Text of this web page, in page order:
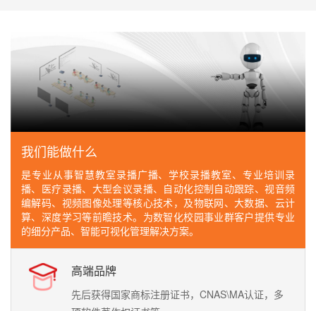
我们能做什么
是专业从事智慧教室录播广播、学校录播教室、专业培训录
播、医疗录播、大型会议录播、自动化控制自动跟踪、视音频
编解码、视频图像处理等核心技术，及物联网、大数据、云计
算、深度学习等前瞻技术。为数智化校园事业群客户提供专业
的细分产品、智能可视化管理解决方案。
高端品牌
先后获得国家商标注册证书，CNAS\MA认证，多